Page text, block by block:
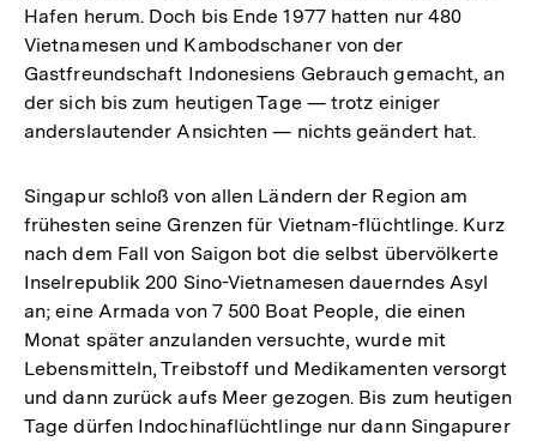
Hafen herum. Doch bis Ende 1977 hatten nur 480
Vietnamesen und Kambodschaner von der
Gastfreundschaft Indonesiens Gebrauch gemacht, an
der sich bis zum heutigen Tage — trotz einiger
anderslautender Ansichten — nichts geändert hat.
Singapur schloß von allen Ländern der Region am
frühesten seine Grenzen für Vietnam-flüchtlinge. Kurz
nach dem Fall von Saigon bot die selbst übervölkerte
Inselrepublik 200 Sino-Vietnamesen dauerndes Asyl
an; eine Armada von 7 500 Boat People, die einen
Monat später anzulanden versuchte, wurde mit
Lebensmitteln, Treibstoff und Medikamenten versorgt
und dann zurück aufs Meer gezogen. Bis zum heutigen
Tage dürfen Indochinaflüchtlinge nur dann Singapurer